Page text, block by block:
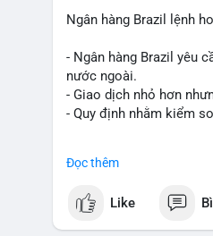
Ngân hàng Brazil lệnh
- Ngân hàng Brazil yêu
nước ngoài.
- Giao dịch nhỏ hơn
- Quy định nhằm kiểm
#vlikevn #titanbot
Đọc thêm
Like